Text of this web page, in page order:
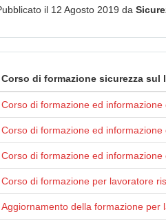
il 12 Agosto 2019 da
Corso di formazione sicurezza sul
Corso di formazione ed
Corso di formazione ed
Corso di formazione ed
Corso di formazione per lavoratore
Aggiornamento della formazione per